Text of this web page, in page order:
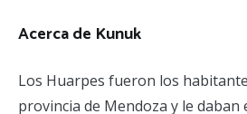
Acerca de Kunuk
Los Huarpes fueron los
provincia de Mendoza y le